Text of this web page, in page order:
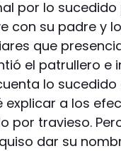
por lo
con su padre y
que
el patrullero e
lo sucedido
a los
por travieso.
dar su